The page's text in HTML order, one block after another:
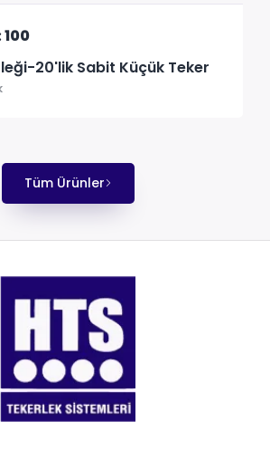
20'lik Sabit Küçük Teker
Tüm Ürünler